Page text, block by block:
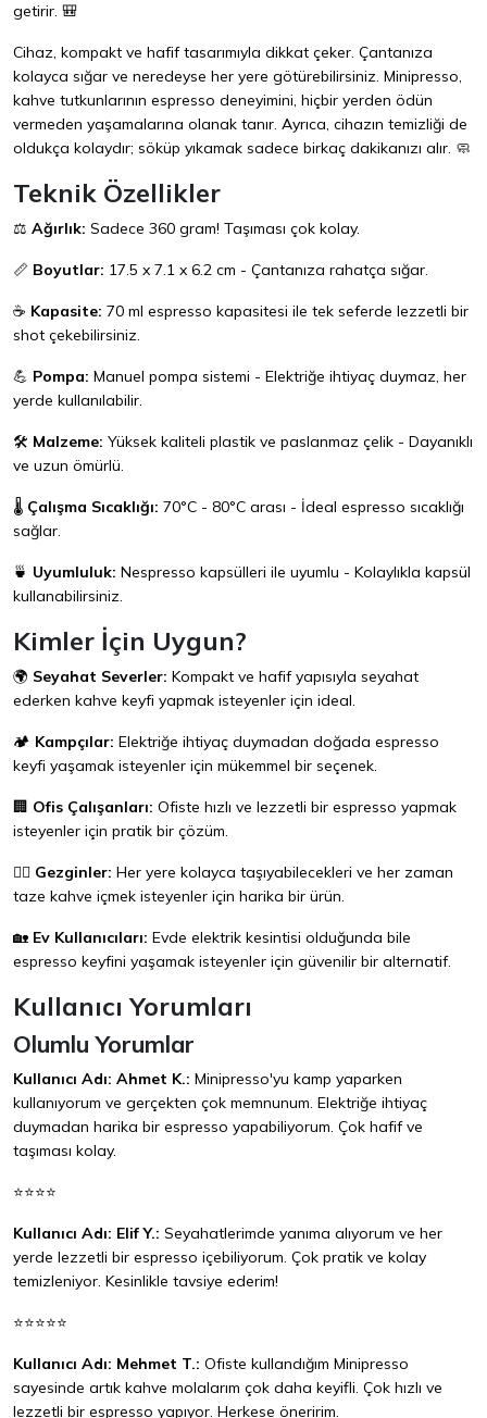
getirir. 🎒
Cihaz, kompakt ve hafif tasarımıyla dikkat çeker. Çantanıza
kolayca sığar ve neredeyse her yere götürebilirsiniz. Minipresso,
kahve tutkunlarının espresso deneyimini, hiçbir yerden ödün
vermeden yaşamalarına olanak tanır. Ayrıca, cihazın temizliği de
oldukça kolaydır; söküp yıkamak sadece birkaç dakikanızı alır. 🧼
Teknik Özellikler
⚖️ Ağırlık: Sadece 360 gram! Taşıması çok kolay.
📏 Boyutlar: 17.5 x 7.1 x 6.2 cm - Çantanıza rahatça sığar.
☕ Kapasite: 70 ml espresso kapasitesi ile tek seferde lezzetli bir
shot çekebilirsiniz.
💪 Pompa: Manuel pompa sistemi - Elektriğe ihtiyaç duymaz, her
yerde kullanılabilir.
🛠️ Malzeme: Yüksek kaliteli plastik ve paslanmaz çelik - Dayanıklı
ve uzun ömürlü.
🌡️ Çalışma Sıcaklığı: 70°C - 80°C arası - İdeal espresso sıcaklığı
sağlar.
🍵 Uyumluluk: Nespresso kapsülleri ile uyumlu - Kolaylıkla kapsül
kullanabilirsiniz.
Kimler İçin Uygun?
🌍 Seyahat Severler: Kompakt ve hafif yapısıyla seyahat
ederken kahve keyfi yapmak isteyenler için ideal.
🏕️ Kampçılar: Elektriğe ihtiyaç duymadan doğada espresso
keyfi yaşamak isteyenler için mükemmel bir seçenek.
🏢 Ofis Çalışanları: Ofiste hızlı ve lezzetli bir espresso yapmak
isteyenler için pratik bir çözüm.
🚶‍♂️ Gezginler: Her yere kolayca taşıyabilecekleri ve her zaman
taze kahve içmek isteyenler için harika bir ürün.
🏡 Ev Kullanıcıları: Evde elektrik kesintisi olduğunda bile
espresso keyfini yaşamak isteyenler için güvenilir bir alternatif.
Kullanıcı Yorumları
Olumlu Yorumlar
Kullanıcı Adı: Ahmet K.: Minipresso'yu kamp yaparken
kullanıyorum ve gerçekten çok memnunum. Elektriğe ihtiyaç
duymadan harika bir espresso yapabiliyorum. Çok hafif ve
taşıması kolay.
⭐⭐⭐⭐
Kullanıcı Adı: Elif Y.: Seyahatlerimde yanıma alıyorum ve her
yerde lezzetli bir espresso içebiliyorum. Çok pratik ve kolay
temizleniyor. Kesinlikle tavsiye ederim!
⭐⭐⭐⭐⭐
Kullanıcı Adı: Mehmet T.: Ofiste kullandığım Minipresso
sayesinde artık kahve molalarım çok daha keyifli. Çok hızlı ve
lezzetli bir espresso yapıyor. Herkese öneririm.